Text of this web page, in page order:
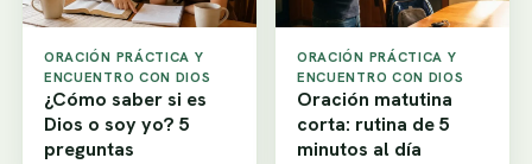
ORACIÓN PRÁCTICA Y
ENCUENTRO CON DIOS
¿Cómo saber si es
Dios o soy yo? 5
preguntas
ORACIÓN PRÁCTICA Y
ENCUENTRO CON DIOS
Oración matutina
corta: rutina de 5
minutos al día